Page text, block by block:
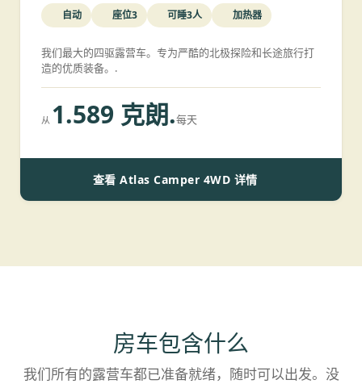
自动 座位3 可睡3人 加热器
我们最大的四驱露营车。专为严酷的北极探险和长途旅行打
造的优质装备。.
从 1.589 克朗.每天
查看 Atlas Camper 4WD 详情
房车包含什么
我们所有的露营车都已准备就绪，随时可以出发。没